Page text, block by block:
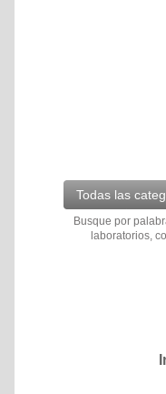
Todas las
Busque por
laboratorios,